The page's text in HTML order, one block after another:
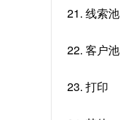
21. 线索池
22. 客户池
23. 打印